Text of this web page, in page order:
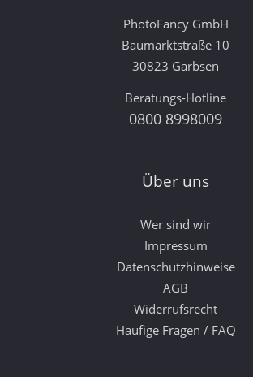
PhotoFancy GmbH
Baumarktstraße 10
30823 Garbsen
Beratungs-Hotline
0800 8998009
Über uns
Wer sind wir
Impressum
Datenschutzhinweise
AGB
Widerrufsrecht
Häufige Fragen / FAQ